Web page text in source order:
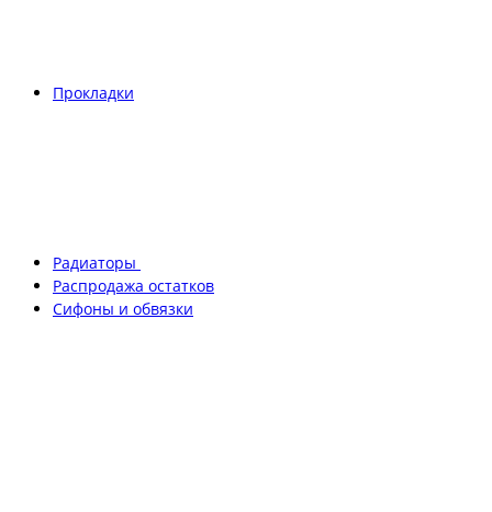
Прокладки
Радиаторы
Распродажа остатков
Сифоны и обвязки